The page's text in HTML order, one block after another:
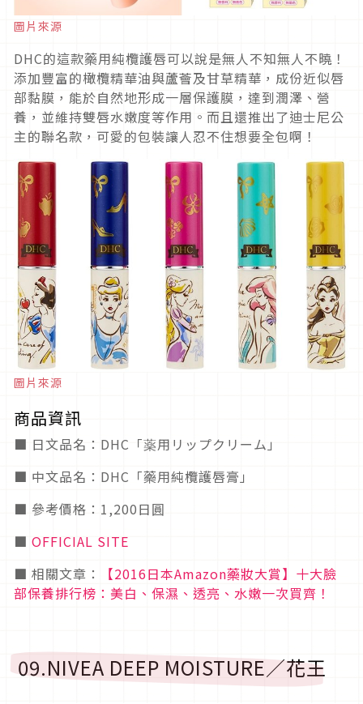
圖片來源
DHC的這款藥用純欖護唇可以說是無人不知無人不曉！
添加豐富的橄欖精華油與蘆薈及甘草精華，成份近似唇
部黏膜，能於自然地形成一層保護膜，達到潤澤、營
養，並維持雙唇水嫩度等作用。而且還推出了迪士尼公
主的聯名款，可愛的包裝讓人忍不住想要全包啊！
圖片來源
商品資訊
■ 日文品名：DHC「薬用リップクリーム」
■ 中文品名：DHC「藥用純欖護唇膏」
■ 參考價格：1,200日圓
■ OFFICIAL SITE
■ 相關文章：
【2016日本Amazon藥妝大賞】十大臉
部保養排行榜：美白、保濕、透亮、水嫩一次買齊！
09.NIVEA DEEP MOISTURE／花王